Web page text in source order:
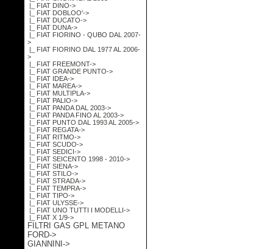
|_ FIAT DINO->
|_ FIAT DOBLOO'->
|_ FIAT DUCATO->
|_ FIAT DUNA->
|_ FIAT FIORINO - QUBO DAL 2007-
>
|_ FIAT FIORINO DAL 1977 AL 2006-
>
|_ FIAT FREEMONT->
|_ FIAT GRANDE PUNTO->
|_ FIAT IDEA->
|_ FIAT MAREA->
|_ FIAT MULTIPLA->
|_ FIAT PALIO->
|_ FIAT PANDA DAL 2003->
|_ FIAT PANDA FINO AL 2003->
|_ FIAT PUNTO DAL 1993 AL 2005->
|_ FIAT REGATA->
|_ FIAT RITMO->
|_ FIAT SCUDO->
|_ FIAT SEDICI->
|_ FIAT SEICENTO 1998 - 2010->
|_ FIAT SIENA->
|_ FIAT STILO->
|_ FIAT STRADA->
|_ FIAT TEMPRA->
|_ FIAT TIPO->
|_ FIAT ULYSSE->
|_ FIAT UNO TUTTI I MODELLI->
|_ FIAT X 1/9->
FILTRI GAS GPL METANO
FORD->
GIANNINI->